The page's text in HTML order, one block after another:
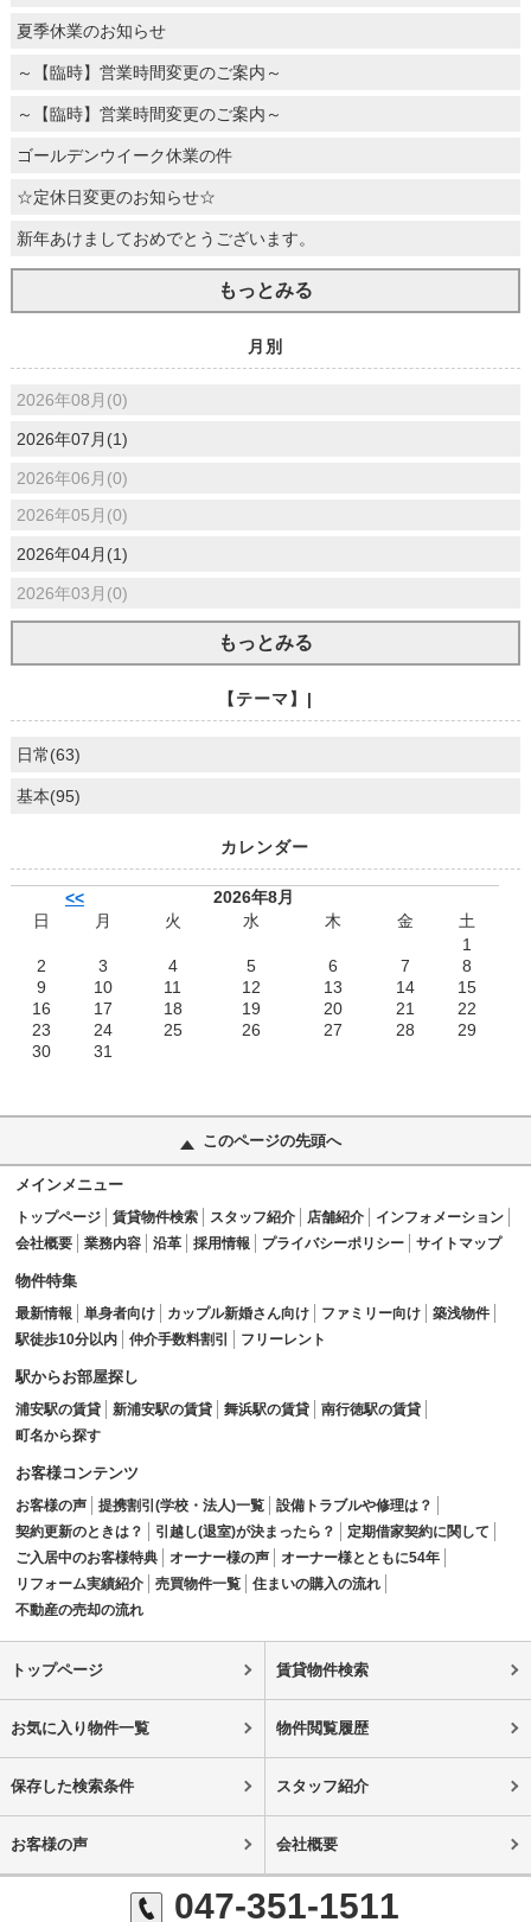
夏季休業のお知らせ
～【臨時】営業時間変更のご案内～
～【臨時】営業時間変更のご案内～
ゴールデンウイーク休業の件
☆定休日変更のお知らせ☆
新年あけましておめでとうございます。
もっとみる
月別
2026年08月(0)
2026年07月(1)
2026年06月(0)
2026年05月(0)
2026年04月(1)
2026年03月(0)
もっとみる
【テーマ】|
日常(63)
基本(95)
カレンダー
<<
2026年8月
日
月 火 水 木 金
土
1
2
3 4 5 6 7
8
9
10 11 12 13 14
15
16
17 18 19 20 21
22
23
24 25 26 27 28
29
30
31
このページの先頭へ
メインメニュー
トップページ 賃貸物件検索 スタッフ紹介 店舗紹介
インフォメーション
会社概要
業務内容 沿革 採用情報 プライバシーポリシー サイトマップ
物件特集
最新情報 単身者向け カップル新婚さん向け ファミリー向け
築浅物件
駅徒歩10分以内
仲介手数料割引 フリーレント
駅からお部屋探し
浦安駅の賃貸 新浦安駅の賃貸 舞浜駅の賃貸
南行徳駅の賃貸
町名から探す
お客様コンテンツ
お客様の声 提携割引(学校・法人)一覧
設備トラブルや修理は？
契約更新のときは？
引越し(退室)が決まったら？
定期借家契約に関して
ご入居中のお客様特典
オーナー様の声
オーナー様とともに54年
リフォーム実績紹介
売買物件一覧
住まいの購入の流れ
不動産の売却の流れ
トップページ 賃貸物件検索
お気に入り物件一覧 物件閲覧履歴
保存した検索条件 スタッフ紹介
お客様の声 会社概要
047-351-1511